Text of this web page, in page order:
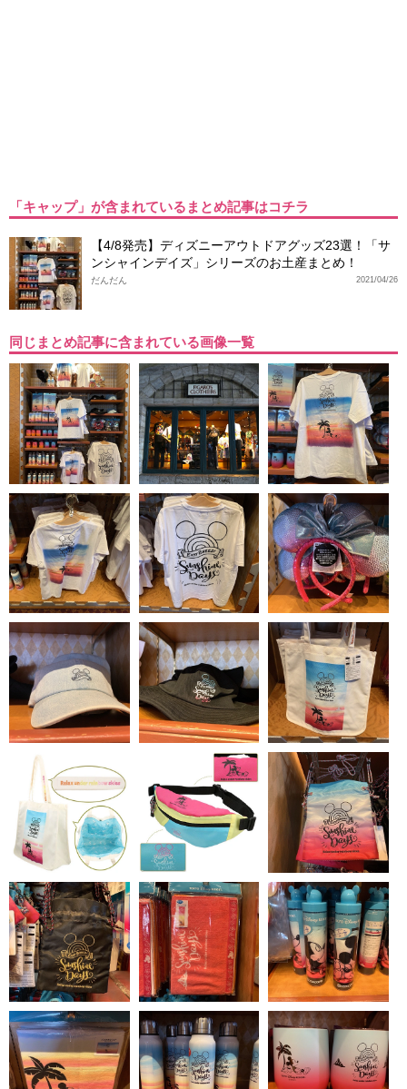
「キャップ」が含まれているまとめ記事はコチラ
【4/8発売】ディズニーアウトドアグッズ23選！「サ
ンシャインデイズ」シリーズのお土産まとめ！
2021/04/26
だんだん
同じまとめ記事に含まれている画像一覧